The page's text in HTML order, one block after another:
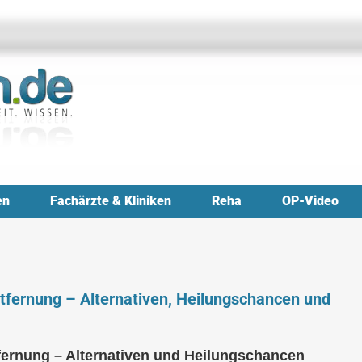
Fachärzte & Kliniken Reha OP-Video
– Alternativen, Heilungschancen und
– Alternativen und Heilungschancen